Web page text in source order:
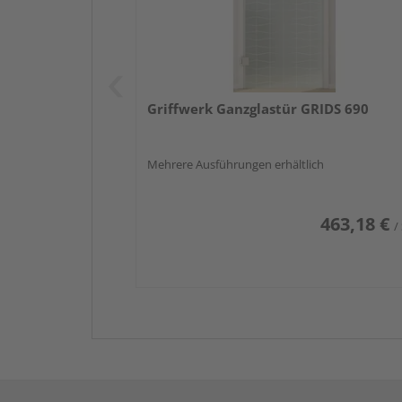
Griffwerk Ganzglastür GRIDS 690
Mehrere Ausführungen erhältlich
463,18 € /